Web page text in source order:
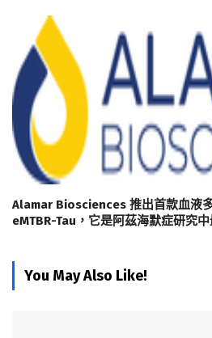
Alamar Biosciences 推出首款血液
eMTBR-Tau，它是阿茲海默症研究
You May Also Like!